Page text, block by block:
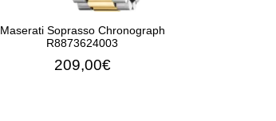
Maserati Soprasso Chronograph
R8873624003
209,00€